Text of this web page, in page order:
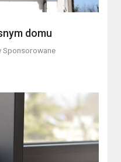
domu
Sponsorowane